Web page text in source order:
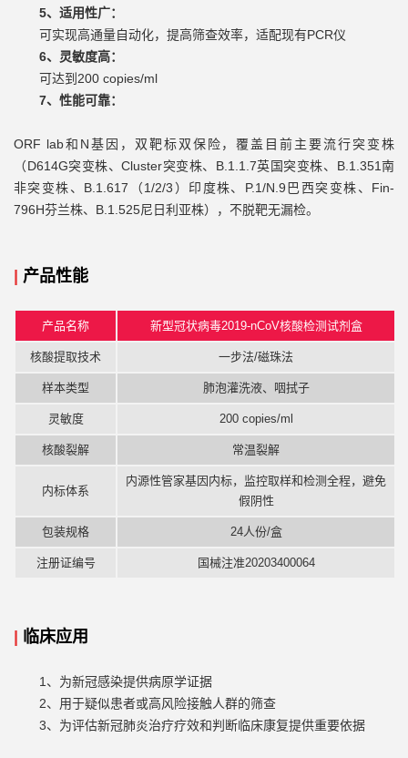
5、适用性广：
可实现高通量自动化，提高筛查效率，适配现有PCR仪
6、灵敏度高：
可达到200 copies/ml
7、性能可靠：
ORF lab和 N基因，双靶标双保险，覆盖目前主要流行突变株
（D614G突变株、Cluster突变株、 B.1.1.7英国突变株、 B.1.351南
非突变株、 B.1.617 （1/2/3 ）印度株、 P.1/N.9 巴西突变株、 Fin-
796H芬兰株、 B.1.525尼日利亚株），不脱靶无漏检。
产品性能
产品名称 新型冠状病毒2019-nCoV核酸检测试剂盒
核酸提取技术 一步法/磁珠法
样本类型 肺泡灌洗液、咽拭子
灵敏度 200 copies/ml
核酸裂解 常温裂解
内标体系
内源性管家基因内标，监控取样和检测全程，避免
假阴性
包装规格 24人份/盒
注册证编号 国械注准20203400064
临床应用
1、为新冠感染提供病原学证据
2、用于疑似患者或高风险接触人群的筛查
3、为评估新冠肺炎治疗疗效和判断临床康复提供重要依据